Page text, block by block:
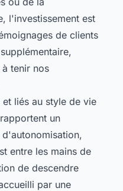
l'investissement est
de clients
tenir nos
liés au style de vie
un
entre les mains de
de descendre
par une